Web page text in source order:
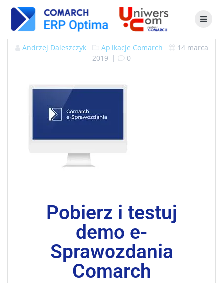
Andrzej Daleszczyk Aplikacje Comarch
14 marca
2019 | 0
Pobierz i testuj
demo e-
Sprawozdania
Comarch